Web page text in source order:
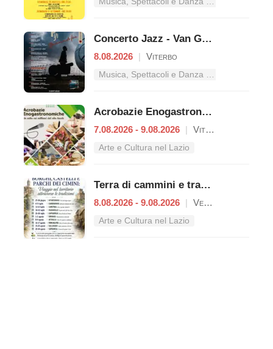
Concerto Jazz - Van Gogh
8.08.2026 | Viterbo
Acrobazie Enogastronomiche
7.08.2026 - 9.08.2026 | Viterbo
Arte e Cultura nel Lazio
Terra di cammini e tradizioni
8.08.2026 - 9.08.2026 | Vetralla
Arte e Cultura nel Lazio